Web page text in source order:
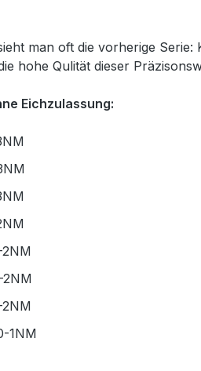
man oft die vorherige Serie:
hohe Qulität dieser
Eichzulassung:
2NM
1NM